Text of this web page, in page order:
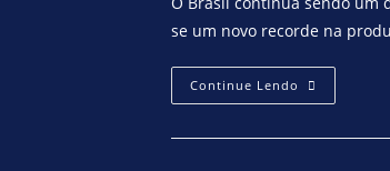
se um novo recorde na
Continue Lendo